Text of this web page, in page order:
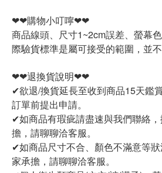
❤❤購物小叮嚀❤❤
商品線頭、尺寸1~2cm誤差、螢幕
際驗貨標準是屬可接受的範圍，並不
❤❤退換貨說明❤❤
✔欲退/換貨延長至收到商品15天鑑
訂單前提出申請。
✔如商品有瑕疵請盡速與我們聯絡
擔，請聊聊洽客服。
✔如商品尺寸不合、顏色不滿意等
家承擔，請聊聊洽客服。